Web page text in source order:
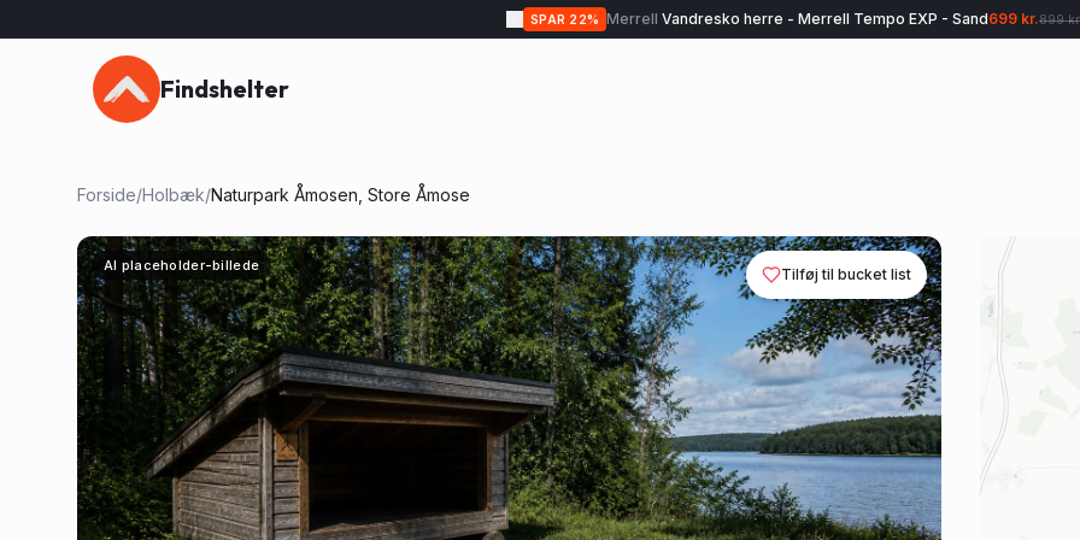
SPAR 30% Treklife Vandrestave - Treklife Aero Fold UL699 kr.999 kr.
Findshelter
Forside/Holbæk/Naturpark Åmosen, Store Åmose
AI placeholder-billede Tilføj til bucket list